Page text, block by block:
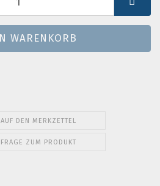
AUF DEN MERKZETTEL
FRAGE ZUM PRODUKT